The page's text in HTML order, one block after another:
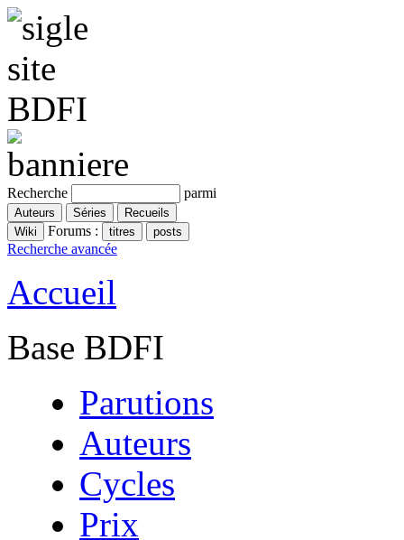
Recherche parmi
Forums :
Recherche avancée
Accueil
Base BDFI
Parutions
Auteurs
Cycles
Prix